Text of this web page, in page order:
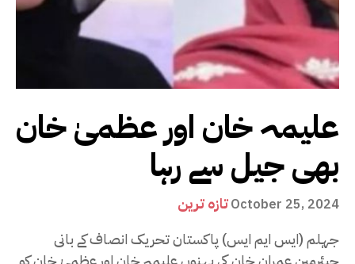
علیمہ خان اور عظمیٰ خان
بھی جیل سے رہا
تازہ ترینOctober 25, 2024
جہلم (ایس ایم ایس) پاکستان تحریک انصاف کے بانی